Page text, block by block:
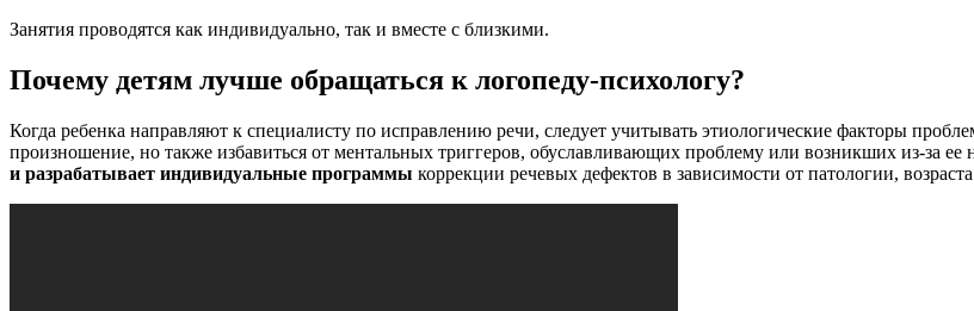
Занятия проводятся как индивидуально, так и вместе с близкими.
Почему детям лучше обращаться к логопеду-психологу?
Когда ребенка направляют к специалисту по исправлению речи, следует учитывать этиологические факторы
произношение, но также избавиться от ментальных триггеров, обуславливающих проблему или возникших из-за ее
и разрабатывает индивидуальные программы коррекции речевых дефектов в зависимости от патологии,